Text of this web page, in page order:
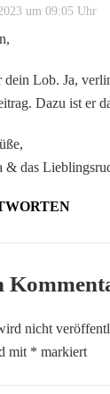
um 09:05 Uhr
dein Lob. Ja,
Dazu ist er
& das
nicht
mit * markiert